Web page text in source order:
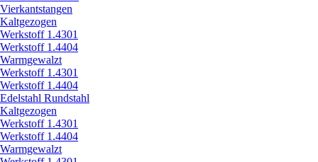
Vierkantstangen
Kaltgezogen
Werkstoff 1.4301
Werkstoff 1.4404
Warmgewalzt
Werkstoff 1.4301
Werkstoff 1.4404
Edelstahl Rundstahl
Kaltgezogen
Werkstoff 1.4301
Werkstoff 1.4404
Warmgewalzt